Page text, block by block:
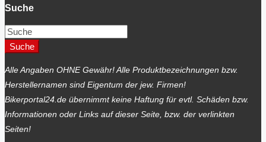
Suche
Suche
Alle Angaben OHNE Gewähr! Alle Produktbezeichnungen bzw.
Herstellernamen sind Eigentum der jew. Firmen!
Bikerportal24.de übernimmt keine Haftung für evtl. Schäden bzw.
Informationen oder Links auf dieser Seite, bzw. der verlinkten
Seiten!